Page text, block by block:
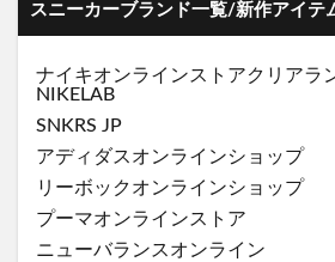
スニーカーブランド一覧/新作アイテ
ナイキオンラインストアクリアラ
NIKELAB
SNKRS JP
アディダスオンラインショップ
リーボックオンラインショップ
プーマオンラインストア
ニューバランスオンライン